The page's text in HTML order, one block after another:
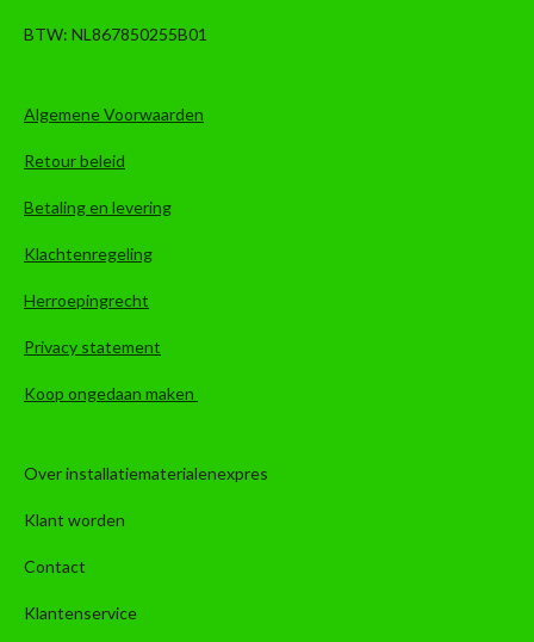
BTW: NL867850255B01
Algemene Voorwaarden
Retour beleid
Betaling en levering
Klachtenregeling
Herroepingrecht
Privacy statement
Koop ongedaan maken
Over installatiematerialenexpres
Klant worden
Contact
Klantenservice